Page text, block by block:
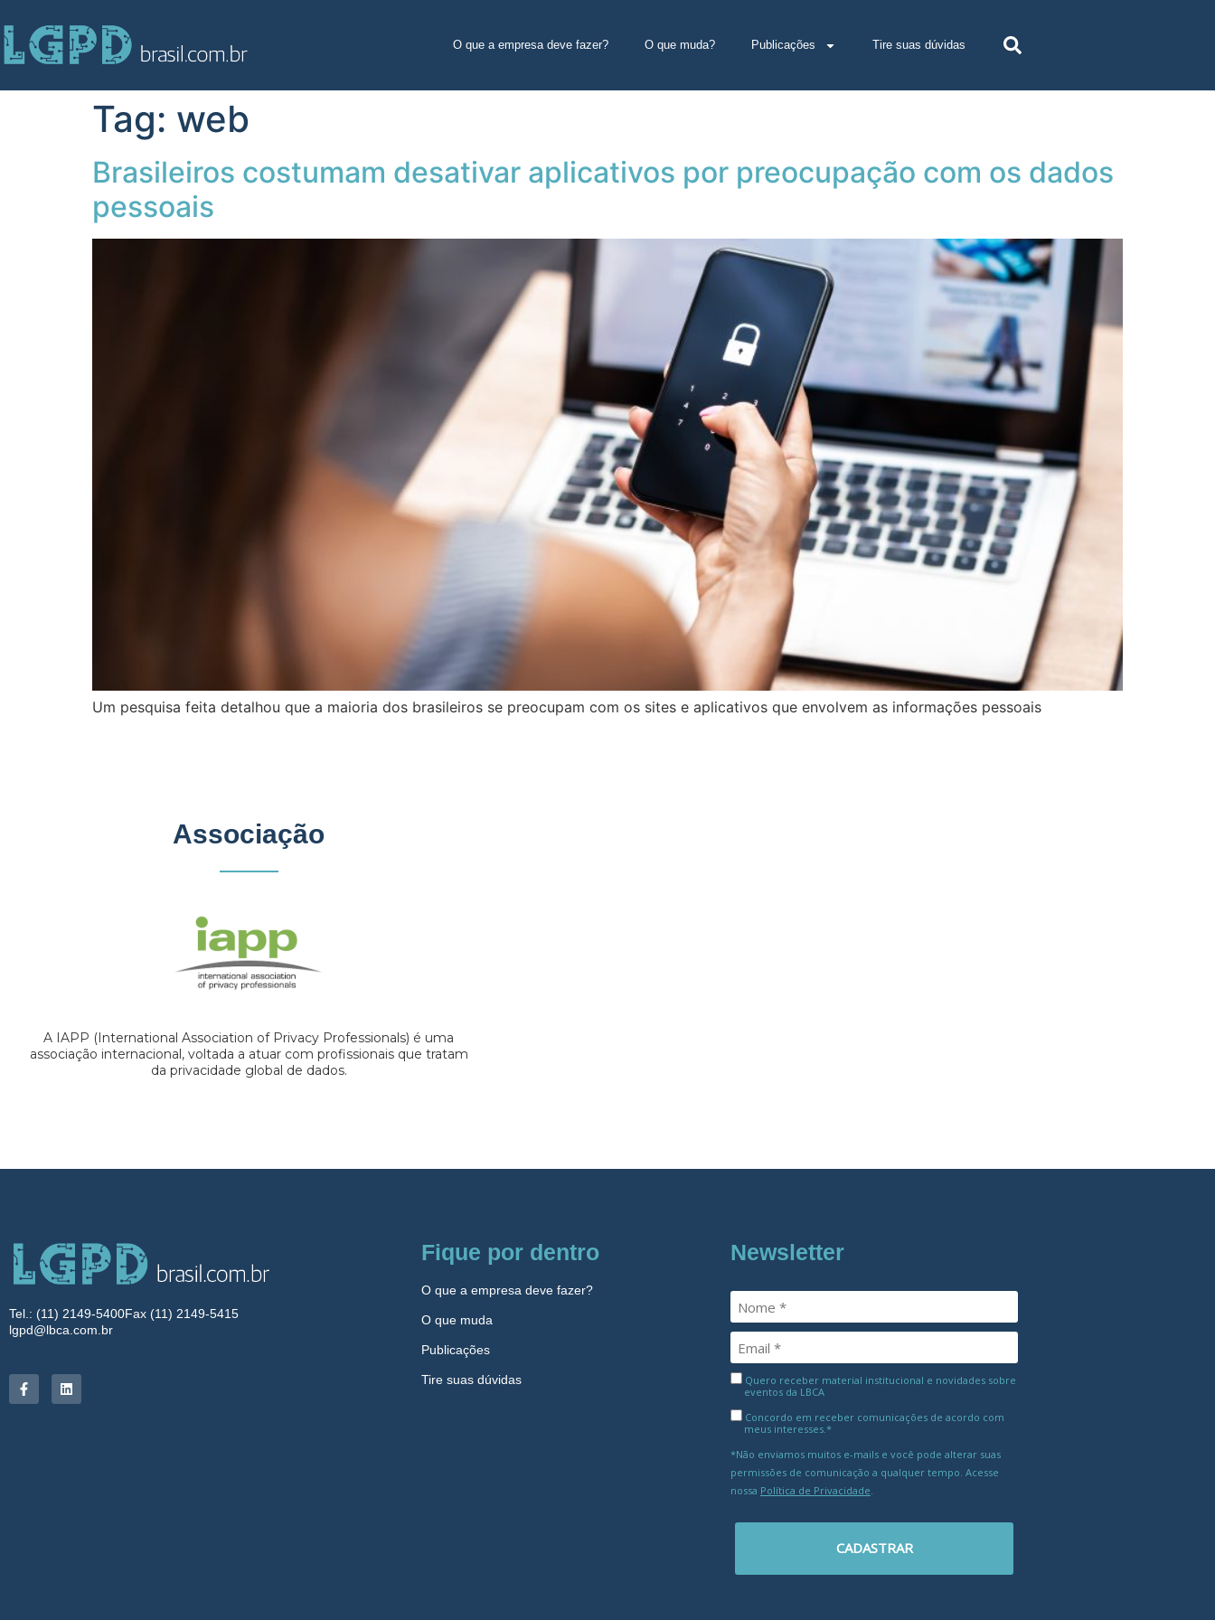
O que a empresa deve fazer? O que muda? Publicações Tire suas dúvidas
Tag: web
Brasileiros costumam desativar aplicativos por preocupação com os dados
pessoais
Um pesquisa feita detalhou que a maioria dos brasileiros se preocupam com os sites e aplicativos que envolvem as informações pessoais
Associação
A IAPP (International Association of Privacy Professionals) é uma
associação internacional, voltada a atuar com profissionais que tratam
da privacidade global de dados.
Tel.: (11) 2149-5400Fax (11) 2149-5415
lgpd@lbca.com.br
Fique por dentro
O que a empresa deve fazer?
O que muda
Publicações
Tire suas dúvidas
Newsletter
Quero receber material institucional e novidades sobre
eventos da LBCA
Concordo em receber comunicações de acordo com
meus interesses.*
*Não enviamos muitos e-mails e você pode alterar suas
permissões de comunicação a qualquer tempo. Acesse
nossa Política de Privacidade
CADASTRAR